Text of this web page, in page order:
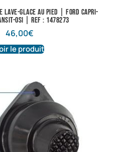
lave-glace au pied | Ford Capri-
Osi | Ref : 1478273
46,00€
le produit